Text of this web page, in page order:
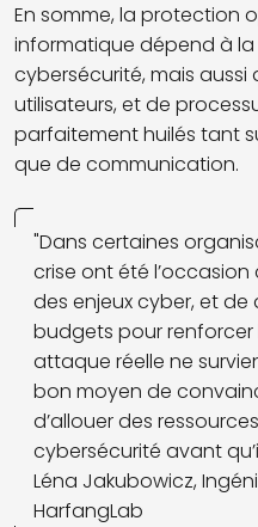
En somme, la protection
informatique dépend à la
cybersécurité, mais
utilisateurs, et de
parfaitement huilés tant
que de communication.
"Dans certaines
crise ont été
des enjeux cyber, et
budgets pour renforcer
attaque réelle ne
bon moyen de
d’allouer des
cybersécurité avant
Léna Jakubowicz,
HarfangLab